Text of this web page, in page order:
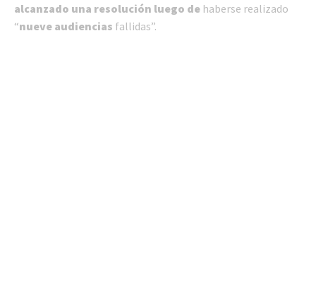
alcanzado una resolución luego de haberse realizado
“nueve audiencias fallidas”.